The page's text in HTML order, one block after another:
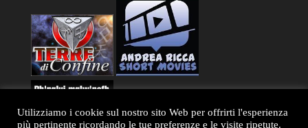
Utilizziamo i cookie sul nostro sito Web per offrirti l'esperienza
più pertinente ricordando le tue preferenze e le visite ripetute.